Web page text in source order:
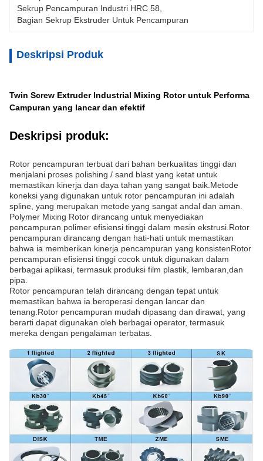
Sekrup Pencampuran Industri HRC 58
Bagian Sekrup Ekstruder Untuk Pencampuran
Deskripsi Produk
Twin Screw Extruder Industrial Mixing Rotor untuk Performa
Campuran yang lancar dan efektif
Deskripsi produk:
Rotor pencampuran terbuat dari bahan berkualitas tinggi dan
menjalani proses polishing / sand blast yang ketat untuk
memastikan kinerja dan daya tahan yang sangat baik.Metode
koneksi yang digunakan untuk rotor pencampuran ini adalah
spline, yang merupakan metode yang sangat andal dan aman.
Polymer Mixing Rotor dirancang untuk menyediakan
pencampuran polimer efisiensi tinggi dalam mesin ekstrusi.Rotor
pencampuran dirancang dengan hati-hati untuk memastikan
bahwa ia memberikan kinerja pencampuran yang konsistenRotor
pencampuran efisiensi tinggi cocok untuk digunakan dalam
berbagai aplikasi, termasuk produksi film plastik, lembaran,dan
pipa.
Rotor pencampuran telah dirancang dengan tepat untuk
memastikan bahwa ia beroperasi dengan lancar dan
tenang.Rotor pencampuran mudah dipasang dan dirawat, yang
berarti dapat digunakan oleh berbagai operator, termasuk
mereka dengan pengalaman terbatas.